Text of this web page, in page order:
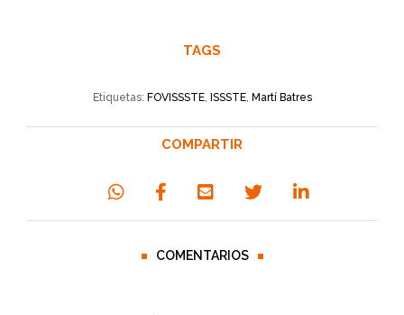
TAGS
Etiquetas: FOVISSSTE, ISSSTE, Martí Batres
COMPARTIR
COMENTARIOS